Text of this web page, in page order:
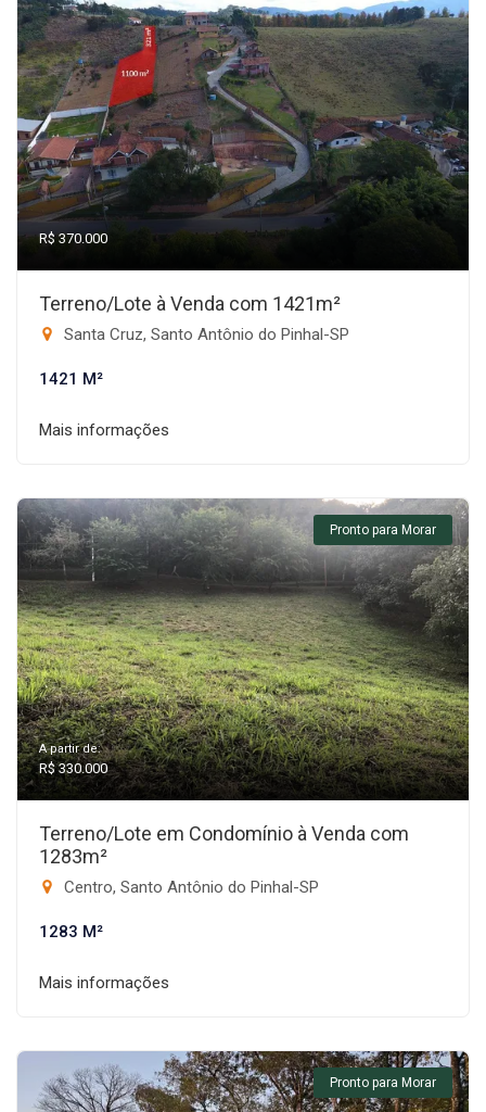
R$ 370.000
Terreno/Lote à Venda com 1421m²
Santa Cruz, Santo Antônio do Pinhal-SP
1421 M²
Mais informações
Pronto para Morar
A partir de:
R$ 330.000
Terreno/Lote em Condomínio à Venda com
1283m²
Centro, Santo Antônio do Pinhal-SP
1283 M²
Mais informações
Pronto para Morar